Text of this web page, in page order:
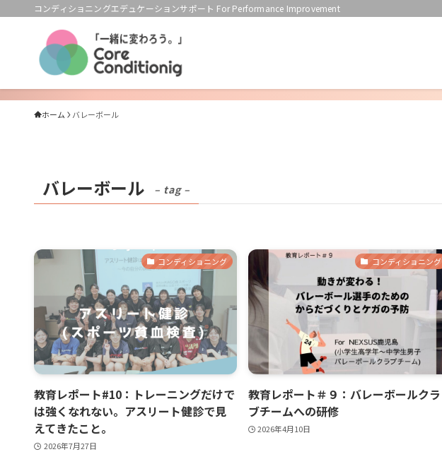
コンディショニングエデュケーションサポート For Performance Improvement
ホーム バレーボール
バレーボール – tag –
コンディショニング
教育レポート#10：トレーニングだけで
は強くなれない。アスリート健診で見
えてきたこと。
2026年7月27日
コンディショニング
教育レポート＃９：バレーボールクラ
ブチームへの研修
2026年4月10日